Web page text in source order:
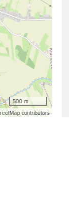
500 m
contributors